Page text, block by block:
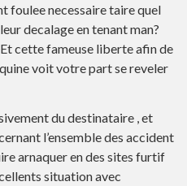
foulee necessaire taire quel
decalage en tenant man?
cette fameuse liberte afin de
voit votre part se reveler
du destinataire , et
l’ensemble des accident
arnaquer en des sites furtif
situation avec